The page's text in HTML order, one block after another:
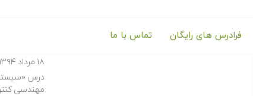
فرادرس های رایگان تماس با ما
۱۸ مرداد ۱۳۹۴
مهندسی